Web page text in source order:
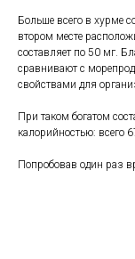
Больше всего в хурме
втором месте
составляет по 50 мг.
сравнивают с
свойствами для
При таком богатом
калорийностью: всего
Попробовав один раз